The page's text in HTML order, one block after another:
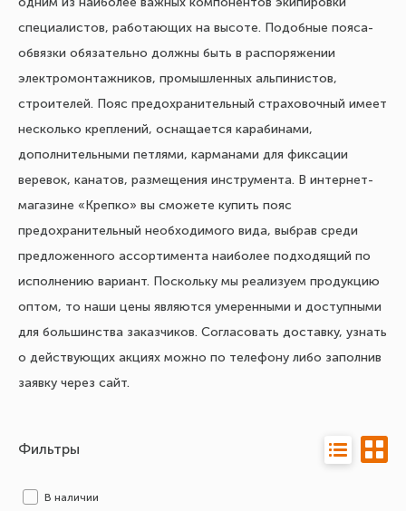
специалистов, работающих на высоте. Подобные пояса-
обвязки обязательно должны быть в распоряжении
электромонтажников, промышленных альпинистов,
строителей. Пояс предохранительный страховочный имеет
несколько креплений, оснащается карабинами,
дополнительными петлями, карманами для фиксации
веревок, канатов, размещения инструмента. В интернет-
магазине «Крепко» вы сможете купить пояс
предохранительный необходимого вида, выбрав среди
предложенного ассортимента наиболее подходящий по
исполнению вариант. Поскольку мы реализуем продукцию
оптом, то наши цены являются умеренными и доступными
для большинства заказчиков. Согласовать доставку, узнать
о действующих акциях можно по телефону либо заполнив
заявку через сайт.
Фильтры
В наличии